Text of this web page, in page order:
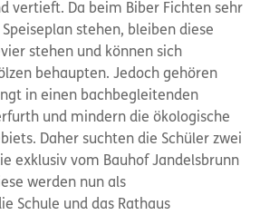
vertieft. Da beim Biber Fichten sehr
stehen, bleiben diese
stehen und können sich
behaupten. Jedoch gehören
in einen bachbegleitenden
und mindern die ökologische
Daher suchten die Schüler zwei
exklusiv vom Bauhof Jandelsbrunn
werden nun als
Schule und das Rathaus